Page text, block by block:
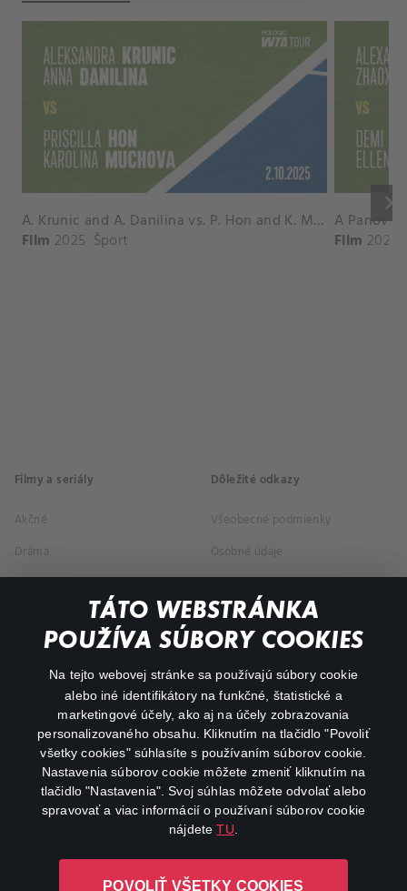
TÁTO WEBSTRÁNKA
POUŽÍVA SÚBORY COOKIES
Na tejto webovej stránke sa používajú súbory cookie
alebo iné identifikátory na funkčné, štatistické a
marketingové účely, ako aj na účely zobrazovania
personalizovaného obsahu. Kliknutím na tlačidlo "Povoliť
všetky cookies" súhlasíte s používaním súborov cookie.
Nastavenia súborov cookie môžete zmeniť kliknutím na
tlačidlo "Nastavenia". Svoj súhlas môžete odvolať alebo
spravovať a viac informácií o používaní súborov cookie
nájdeteTU
POVOLIŤ VŠETKY COOKIES
keyboard_arrow_right
A. Krunic and A. Danilina vs. P. Hon and K. Muchova Match Highlights - BEIJING_Capital Group Diamond ( October 02, 2025)
Film 2025 Šport Film 2026
Filmy a seriály
Akčné
Dráma
Dôležité odkazy
Všeobecné podmienky
Osobné údaje
O aplikácii Canal+